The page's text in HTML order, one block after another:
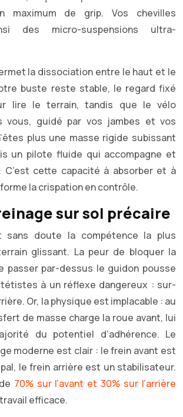
de grip. Vos chevilles
des micro-suspensions ultra-
la dissociation entre le haut et le
buste reste stable, le regard fixé
lire le terrain, tandis que le vélo
vous, guidé par vos jambes et vos
plus une masse rigide subissant
un pilote fluide qui accompagne et
C’est cette capacité à absorber et à
la crispation en contrôle.
sur sol précaire
sans doute la compétence la plus
glissant. La peur de bloquer la
passer par-dessus le guidon pousse
à un réflexe dangereux : sur-
Or, la physique est implacable : au
de masse charge la roue avant, lui
du potentiel d’adhérence. Le
moderne est clair : le frein avant est
le frein arrière est un stabilisateur.
70% sur l’avant et 30% sur l’arrière
efficace.